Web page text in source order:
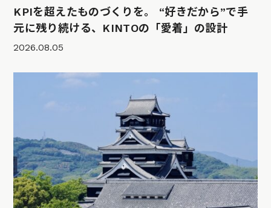
KPIを超えたものづくりを。 “好きだから”で手
元に残り続ける、KINTOの「愛着」の設計
2026.08.05